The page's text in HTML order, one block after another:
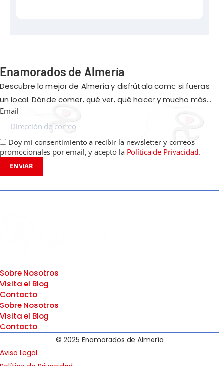
Enamorados de Almería
Descubre lo mejor de Almería y disfrútala como si fueras
un local. Dónde comer, qué ver, qué hacer y mucho más…
Email
Doy mi consentimiento a recibir la newsletter y correos
promocionales por email, y acepto la Política de Privacidad.
ENVIAR
Sobre Nosotros
Visita el Blog
Contacto
Sobre Nosotros
Visita el Blog
Contacto
© 2025 Enamorados de Almería
Aviso Legal